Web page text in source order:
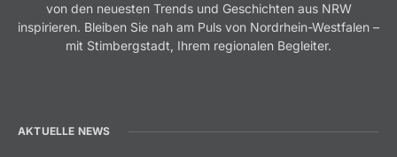
von den neuesten Trends und Geschichten aus NRW
inspirieren. Bleiben Sie nah am Puls von Nordrhein-Westfalen –
mit Stimbergstadt, Ihrem regionalen Begleiter.
AKTUELLE NEWS